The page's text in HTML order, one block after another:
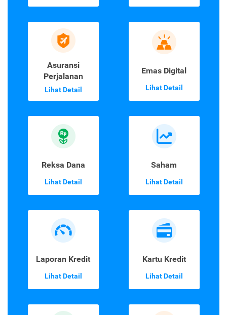
Asuransi
Perjalanan
Lihat Detail
Emas Digital
Lihat Detail
Reksa Dana
Lihat Detail
Saham
Lihat Detail
Laporan Kredit
Lihat Detail
Kartu Kredit
Lihat Detail